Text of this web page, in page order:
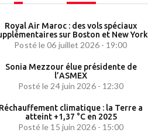
Royal Air Maroc : des vols spéciaux
sur Boston et New York
Posté le 06 juillet 2026 - 19:00
Sonia Mezzour élue présidente de
l’ASMEX
Posté le 24 juin 2026 - 12:30
climatique : la Terre a
atteint +1,37 °C en 2025
Posté le 15 juin 2026 - 15:00